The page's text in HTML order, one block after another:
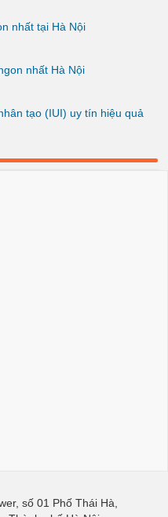
nhất tại Hà Nội
nhất Hà Nội
tạo (IUI) uy tín hiệu quả
số 01 Phố Thái Hà,